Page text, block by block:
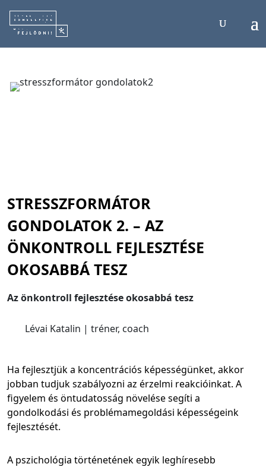
STRESSZFORMÁTOR
GONDOLATOK 2. – AZ
ÖNKONTROLL FEJLESZTÉSE
OKOSABBÁ TESZ
Az önkontroll fejlesztése okosabbá tesz
Lévai Katalin | tréner, coach
Ha fejlesztjük a koncentrációs képességünket, akkor
jobban tudjuk szabályozni az érzelmi reakcióinkat. A
figyelem és öntudatosság növelése segíti a
gondolkodási és problémamegoldási képességeink
fejlesztését.
A pszichológia történetének egyik leghíresebb